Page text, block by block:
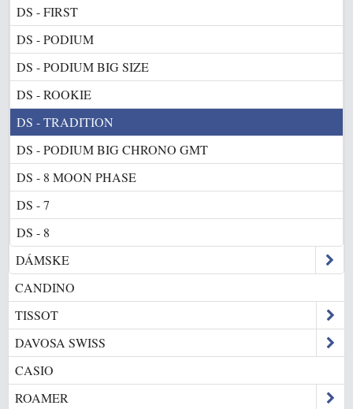
DS - FIRST
DS - PODIUM
DS - PODIUM BIG SIZE
DS - ROOKIE
DS - TRADITION
DS - PODIUM BIG CHRONO GMT
DS - 8 MOON PHASE
DS - 7
DS - 8
DÁMSKE
CANDINO
TISSOT
DAVOSA SWISS
CASIO
ROAMER